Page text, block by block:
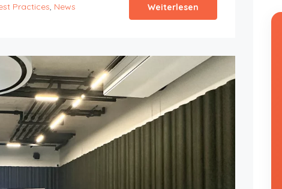
Practices News Weiterlesen